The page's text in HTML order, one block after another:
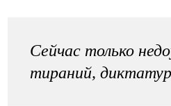
Сейчас только
тираний,